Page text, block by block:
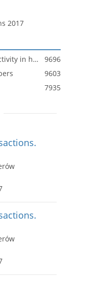
2017
Determination of the diastase activity in honeys
9696
9603
7935